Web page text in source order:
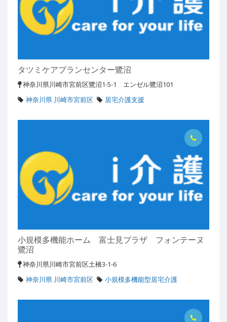
タツミケアプランセンター鷺沼
神奈川県川崎市宮前区鷺沼1-5-1 エンゼル鷺沼101
神奈川県 川崎市宮前区
居宅介護支援
小規模多機能ホーム 富士見プラザ フォンテーヌ
鷺沼
神奈川県川崎市宮前区土橋3-1-6
神奈川県 川崎市宮前区
小規模多機能型居宅介護